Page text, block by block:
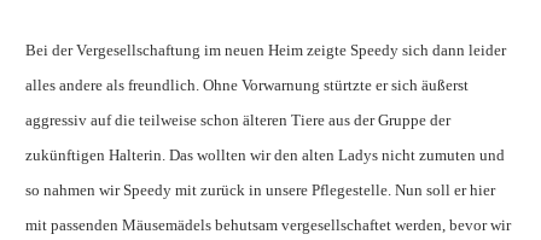
Bei der Vergesellschaftung im neuen Heim zeigte Speedy sich dann leider
alles andere als freundlich. Ohne Vorwarnung stürtzte er sich äußerst
aggressiv auf die teilweise schon älteren Tiere aus der Gruppe der
zukünftigen Halterin. Das wollten wir den alten Ladys nicht zumuten und
so nahmen wir Speedy mit zurück in unsere Pflegestelle. Nun soll er hier
mit passenden Mäusemädels behutsam vergesellschaftet werden, bevor wir